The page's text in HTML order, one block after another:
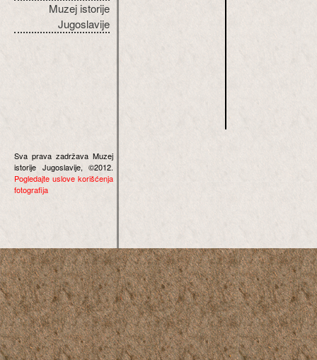
Muzej istorije
Jugoslavije
Sva prava zadržava Muzej
istorije Jugoslavije, ©2012.
Pogledajte uslove korišćenja
fotografija